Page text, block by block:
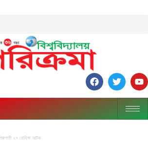
২৭ রোহিঙ্গা আটক